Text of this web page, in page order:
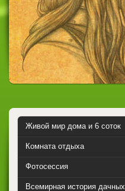
Живой мир дома и 6 соток
Комната отдыха
Фотосессия
Всемирная история дачных